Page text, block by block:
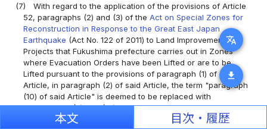
translate
download
(7)
With regard to the application of the provisions of Article
52, paragraphs (2) and (3) of theAct on Special Zones for
Reconstruction in Response to the Great East Japan
Earthquake (Act No. 122 of 2011) to Land Improvement
Projects that Fukushima prefecture carries out in Zones
where Evacuation Orders have been Lifted or are to be
Lifted pursuant to the provisions of paragraph (1) of said
Article, in paragraph (2) of said Article, the term "paragraph
(10) of said Article" is deemed to be replaced with
"paragraphs (4) and (10) of said Article"; and the term "in
Article 87-2, paragraph (10) of the same Act," is deemed to
本文 目次・履歴